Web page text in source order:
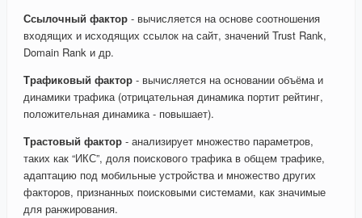
Ссылочный фактор - вычисляется на основе соотношения
входящих и исходящих ссылок на сайт, значений Trust Rank,
Domain Rank и др.
Трафиковый фактор - вычисляется на основании объёма и
динамики трафика (отрицательная динамика портит рейтинг,
положительная динамика - повышает).
Трастовый фактор - анализирует множество параметров,
таких как “ИКС”, доля поискового трафика в общем трафике,
адаптацию под мобильные устройства и множество других
факторов, признанных поисковыми системами, как значимые
для ранжирования.